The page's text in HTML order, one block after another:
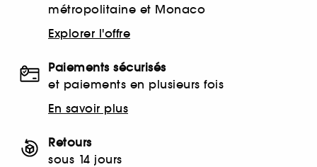
métropolitaine et Monaco
Explorer l'offre
Paiements sécurisés
et paiements en plusieurs fois
En savoir plus
Retours
sous 14 jours